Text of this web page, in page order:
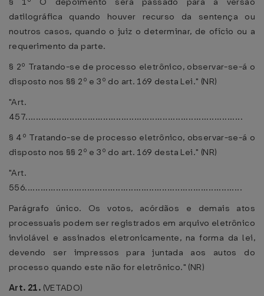
datilográfica quando houver recurso da sentença ou
noutros casos, quando o juiz o determinar, de ofício ou a
requerimento da parte.
§ 2º Tratando-se de processo eletrônico, observar-se-á o
disposto nos §§ 2º e 3º do art. 169 desta Lei." (NR)
"Art.
457....................................................................................
§ 4º Tratando-se de processo eletrônico, observar-se-á o
disposto nos §§ 2º e 3º do art. 169 desta Lei." (NR)
"Art.
556....................................................................................
Parágrafo único. Os votos, acórdãos e demais atos
processuais podem ser registrados em arquivo eletrônico
inviolável e assinados eletronicamente, na forma da lei,
devendo ser impressos para juntada aos autos do
processo quando este não for eletrônico." (NR)
Art. 21. (VETADO)